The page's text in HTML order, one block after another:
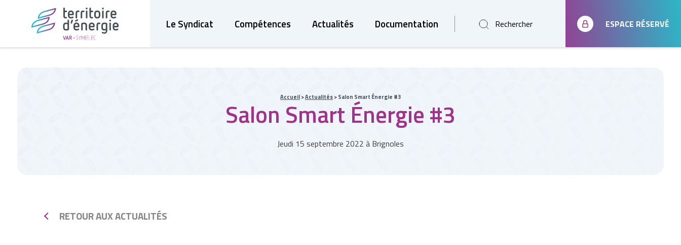
Le Syndicat Compétences Actualités Documentation Rechercher ESPACE RÉSERVÉ
Accueil>Actualités>Salon Smart Énergie #3
Salon Smart Énergie #3
Jeudi 15 septembre 2022 à Brignoles
RETOUR AUX ACTUALITÉS